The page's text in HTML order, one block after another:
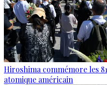
Hiroshima commémore les
atomique américain